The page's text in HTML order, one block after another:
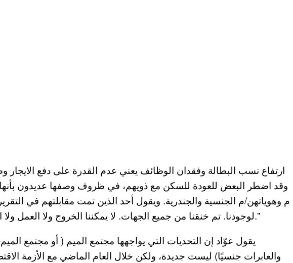
ارتفاع نسب البطالة وفقدان الوظائف يعني عدم القدرة على دفع الايجار
وقد اضطر البعض للعودة للسكن مع ذويهم، في ظروف وصفها عديدون
م وهوياتهن/م الجنسية والجندرية. ويقول أحد الذين تمت مقابلتهم في
لوجودنا. تم خنقنا من جميع الجهات. لا يمكننا الخروج ولا العمل ولا الحصول على الدعم المناسب.”
يقول عوّاد إن التحديات التي يواجهها مجتمع الميم ( أو مجتمع
والعابرات جنسيًا) ليست جديدة، ولكن خلال العام الماضي مع الأزمة